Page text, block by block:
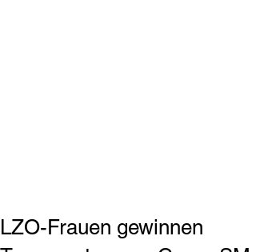
LZO-Frauen gewinnen